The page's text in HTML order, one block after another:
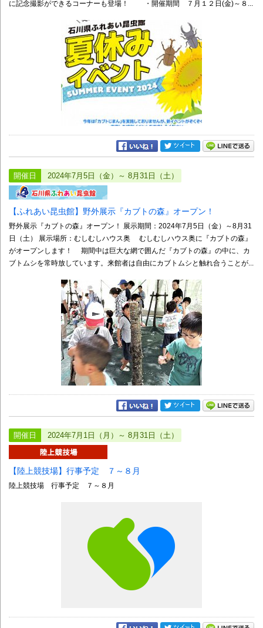
に記念撮影ができるコーナーも登場！ ・開催期間 ７月１２日(金)～８...
開催日 2024年7月5日（金）～ 8月31日（土）
【ふれあい昆虫館】野外展示『カブトの森』オープン！
野外展示『カブトの森』オープン！ 展示期間：2024年7月5日（金）～8月31
日（土） 展示場所：むしむしハウス奥 むしむしハウス奥に『カブトの森』
がオープンします！ 期間中は巨大な網で囲んだ『カブトの森』の中に、カ
ブトムシを常時放しています。来館者は自由にカブトムシと触れ合うことが...
開催日 2024年7月1日（月）～ 8月31日（土）
【陸上競技場】行事予定 ７～８月
陸上競技場 行事予定 ７～８月